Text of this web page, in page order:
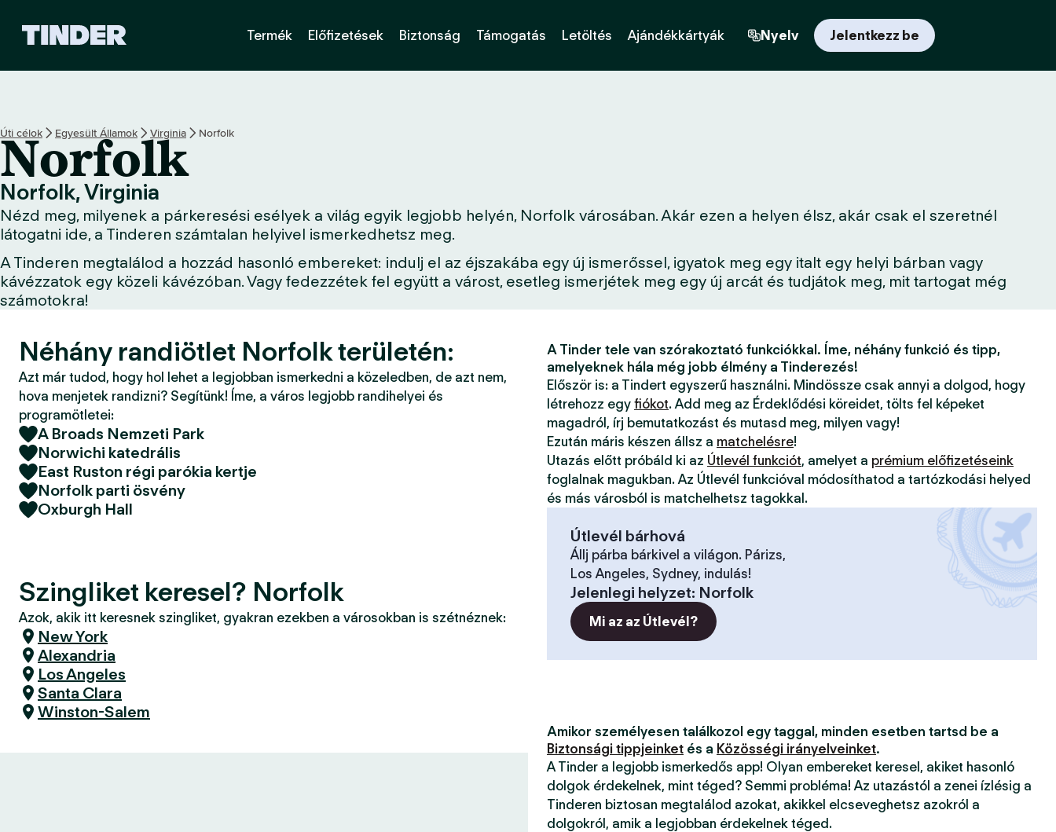
K
e
z
d
ő
o
l
a
l
Termék Előfizetések Biztonság Támogatás Letöltés Ajándékkártyák Nyelv Jelentkezz be
Úti célok Egyesült Államok Virginia Norfolk
Norfolk
Norfolk, Virginia
Nézd meg, milyenek a párkeresési esélyek a világ egyik legjobb helyén, Norfolk városában. Akár ezen a helyen élsz, akár csak el szeretnél
látogatni ide, a Tinderen számtalan helyivel ismerkedhetsz meg.
A Tinderen megtalálod a hozzád hasonló embereket: indulj el az éjszakába egy új ismerőssel, igyatok meg egy italt egy helyi bárban vagy
kávézzatok egy közeli kávézóban. Vagy fedezzétek fel együtt a várost, esetleg ismerjétek meg egy új arcát és tudjátok meg, mit tartogat még
számotokra!
Néhány randiötlet Norfolk területén:
Azt már tudod, hogy hol lehet a legjobban ismerkedni a közeledben, de azt nem,
hova menjetek randizni? Segítünk! Íme, a város legjobb randihelyei és
programötletei:
A Broads Nemzeti Park
Norwichi katedrális
East Ruston régi parókia kertje
Norfolk parti ösvény
Oxburgh Hall
Szingliket keresel? Norfolk
Azok, akik itt keresnek szingliket, gyakran ezekben a városokban is szétnéznek:
New York
Alexandria
Los Angeles
Santa Clara
Winston-Salem
A Tinder tele van szórakoztató funkciókkal. Íme, néhány funkció és tipp,
amelyeknek hála még jobb élmény a Tinderezés!
Először is: a Tindert egyszerű használni. Mindössze csak annyi a dolgod, hogy
létrehozz egy fiókot. Add meg az Érdeklődési köreidet, tölts fel képeket
magadról, írj bemutatkozást és mutasd meg, milyen vagy!
Ezután máris készen állsz a matchelésre!
Utazás előtt próbáld ki az Útlevél funkciót, amelyet a prémium előfizetéseink
foglalnak magukban. Az Útlevél funkcióval módosíthatod a tartózkodási helyed
és más városból is matchelhetsz tagokkal.
Útlevél bárhová
Állj párba bárkivel a világon. Párizs,
Los Angeles, Sydney, indulás!
Jelenlegi helyzet: Norfolk
Mi az az Útlevél?
Amikor személyesen találkozol egy taggal, minden esetben tartsd be a
Biztonsági tippjeinket és a Közösségi irányelveinket.
A Tinder a legjobb ismerkedős app! Olyan embereket keresel, akiket hasonló
dolgok érdekelnek, mint téged? Semmi probléma! Az utazástól a zenei ízlésig a
Tinderen biztosan megtalálod azokat, akikkel elcseveghetsz azokról a
dolgokról, amik a legjobban érdekelnek téged.